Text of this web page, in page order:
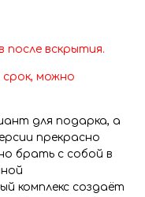
после вскрытия.
можно
для подарка, а
прекрасно
брать с собой в
комплекс создаёт